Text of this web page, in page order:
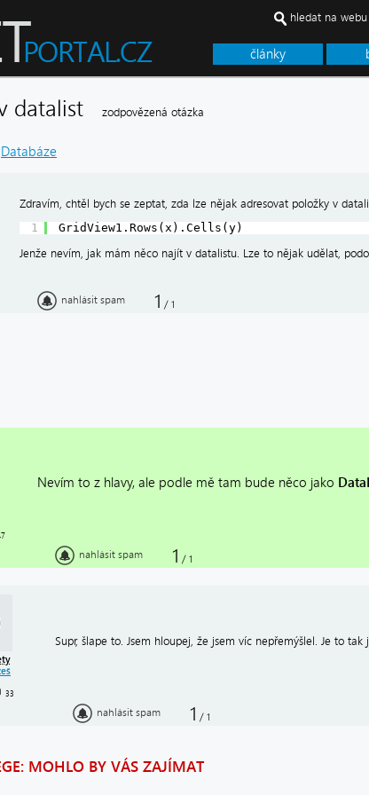
články
hledat na webu
datalist zodpovězená otázka
Databáze
Zdravím, chtěl bych se zeptat, zda lze nějak adresovat položky v
1
GridView1.Rows(x).Cells(y)
Jenže nevím, jak mám něco najít v datalistu. Lze to nějak udělat,
nahlásit spam 1 / 1
Nevím to z hlavy, ale podle mě tam bude něco jako
nahlásit spam 1 / 1
33
Supr, šlape to. Jsem hloupej, že jsem víc nepřemýšlel. Je to tak
nahlásit spam 1 / 1
MOHLO BY VÁS ZAJÍMAT